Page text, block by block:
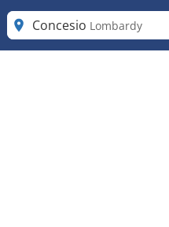
Concesio Lombardy